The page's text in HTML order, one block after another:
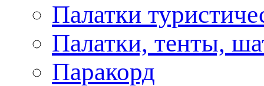
Палатки
Палатки, тенты,
Паракорд